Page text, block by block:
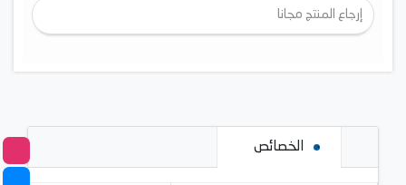
إرجاع المنتج مجانا
الخصائص